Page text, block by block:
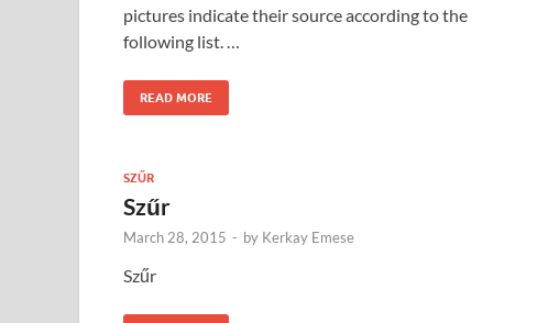
pictures indicate their source according to the
following list. …
READ MORE
SZŰR
Szűr
March 28, 2015 - by Kerkay Emese
Szűr